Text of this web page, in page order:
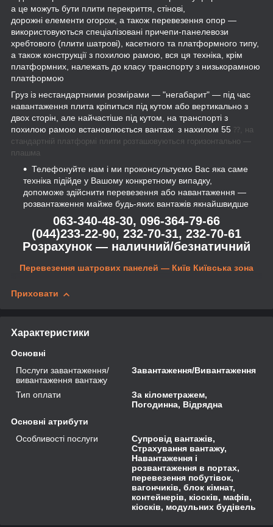
а це можуть бути плити перекриття, стінові,
дорожні елементи огорож, а також перевезення опор —
використовуються спеціалізовані причепи-панелевози
хребтового (плити шатрові), касетного та платформного типу,
а також конструкції з похилою рамою, вся ця техніка, крім
платформних, належать до класу транспорту з низькорамною
платформою
Груз із нестандартними розмірами — "негабарит" — під час
навантаження плита кріпиться під кутом або вертикально з
двох сторін, але найчастіше під кутом, на транспорті з
похилою рамою встановлюється вантаж з нахилом 55 ⁇, на
стандартній платформі плити розташовуються горизонтально —
плашма
Телефонуйте нам і ми проконсультуємо Вас яка саме
техніка підійде у Вашому конкретному випадку,
допоможе здійснити перевезення або навантаження —
розвантаження майже будь-яких вантажів якнайшвидше
063-340-48-30, 096-364-79-66
(044)233-22-90, 232-70-31, 232-70-61
Розрахунок — наличний/безнатичний
Перевезення шатрових панелей — Київ Київська зона
Приховати
Характеристики
Основні
Послуги завантаження/
вивантаження вантажу
Завантаження/Вивантаження
Тип оплати
За кілометражем,
Погодинна, Відрядна
Основні атрибути
Особливості послуги
Супровід вантажів,
Страхування вантажу,
Навантаження і
розвантаження в портах,
перевезення побутівок,
вагончиків, блок кімнат,
контейнерів, кіосків, мафів,
кіосків, модульних будівель